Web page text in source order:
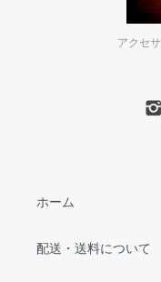
アクセ
ホーム
配送・送料について